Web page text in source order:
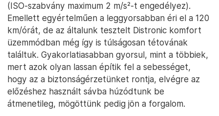
(ISO-szabvány maximum 2 m/s²-t engedélyez).
Emellett egyértelműen a leggyorsabban éri el a 120
km/órát, de az általunk tesztelt Distronic komfort
üzemmódban még így is túlságosan tétovának
találtuk. Gyakorlatiasabban gyorsul, mint a többiek,
mert azok olyan lassan építik fel a sebességet,
hogy az a biztonságérzetünket rontja, elvégre az
előzéshez használt sávba húzódtunk be
átmenetileg, mögöttünk pedig jön a forgalom.